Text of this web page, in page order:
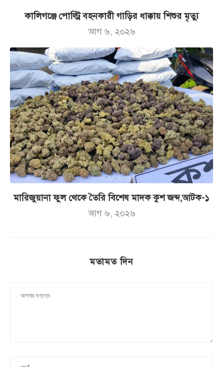
কালিগঞ্জে পোল্ট্রি বহনকারী গাড়ির ধাক্কায় শিশুর মৃত্যু
আগ ৬, ২০২৬
মারিজুয়ানা ফুল থেকে তৈরি বিশেষ মাদক কুশ জব্দ,আটক-১
আগ ৬, ২০২৬
মতামত দিন